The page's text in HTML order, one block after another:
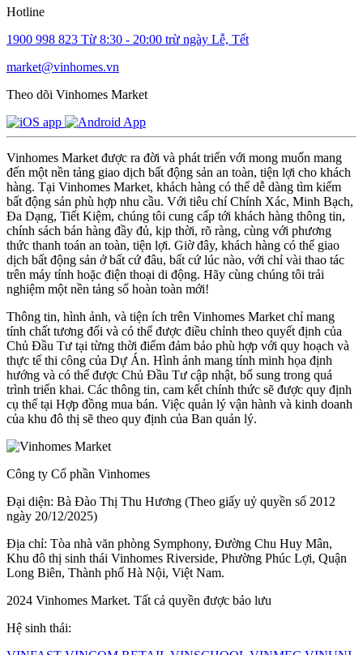
Hotline
1900 998 823 Từ 8:30 - 20:00 trừ ngày Lễ, Tết
market@vinhomes.vn
Theo dõi Vinhomes Market
Vinhomes Market được ra đời và phát triển với mong muốn mang
đến một nền tảng giao dịch bất động sản an toàn, tiện lợi cho khách
hàng. Tại Vinhomes Market, khách hàng có thể dễ dàng tìm kiếm
bất động sản phù hợp nhu cầu. Với tiêu chí Chính Xác, Minh Bạch,
Đa Dạng, Tiết Kiệm, chúng tôi cung cấp tới khách hàng thông tin,
chính sách bán hàng đầy đủ, kịp thời, rõ ràng, cùng với phương
thức thanh toán an toàn, tiện lợi. Giờ đây, khách hàng có thể giao
dịch bất động sản ở bất cứ đâu, bất cứ lúc nào, với chỉ vài thao tác
trên máy tính hoặc điện thoại di động. Hãy cùng chúng tôi trải
nghiệm một nền tảng số hoàn toàn mới!
Thông tin, hình ảnh, và tiện ích trên Vinhomes Market chỉ mang
tính chất tương đối và có thể được điều chỉnh theo quyết định của
Chủ Đầu Tư tại từng thời điểm đảm bảo phù hợp với quy hoạch và
thực tế thi công của Dự Án. Hình ảnh mang tính minh họa định
hướng và có thể được Chủ Đầu Tư cập nhật, bổ sung trong quá
trình triển khai. Các thông tin, cam kết chính thức sẽ được quy định
cụ thể tại Hợp đồng mua bán. Việc quản lý vận hành và kinh doanh
của khu đô thị sẽ theo quy định của Ban quản lý.
Công ty Cổ phần Vinhomes
Đại diện: Bà Đào Thị Thu Hương (Theo giấy uỷ quyền số 2012
ngày 20/12/2025)
Địa chỉ: Tòa nhà văn phòng Symphony, Đường Chu Huy Mân,
Khu đô thị sinh thái Vinhomes Riverside, Phường Phúc Lợi, Quận
Long Biên, Thành phố Hà Nội, Việt Nam.
2024 Vinhomes Market. Tất cả quyền được bảo lưu
Hệ sinh thái: